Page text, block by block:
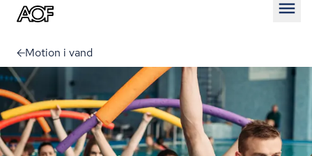
Motion i vand